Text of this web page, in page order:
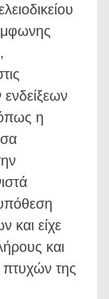
η
είχε
και
της